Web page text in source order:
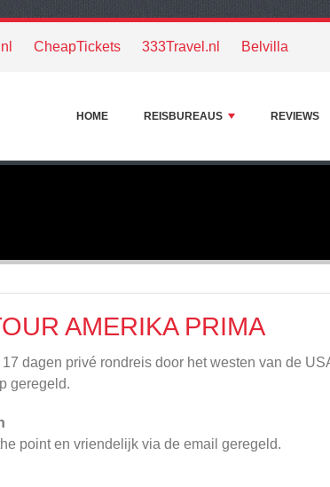
CheapTickets 333Travel.nl Belvilla
HOME REISBUREAUS REVIEWS
AMERIKA PRIMA
17 dagen privé rondreis door het westen van de
geregeld.
point en vriendelijk via de email geregeld.